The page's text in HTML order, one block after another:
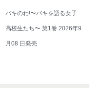
バキのわ!〜バキを語る女子
高校生たち〜 第1巻 2026年9
月08 日発売